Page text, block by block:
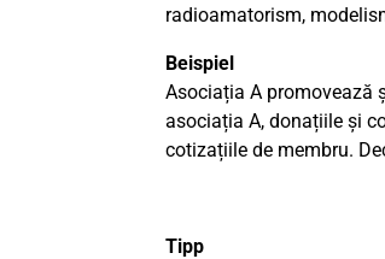
radioamatorism,
Beispiel
Asociația A promovează
asociația A, donațiile și
cotizațiile de membru.
Tipp